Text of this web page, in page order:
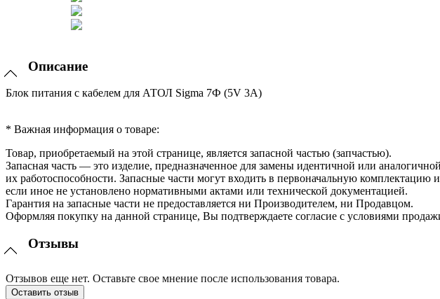
Описание
Блок питания с кабелем для АТОЛ Sigma 7Ф (5V 3A)
* Важная информация о товаре:
Товар, приобретаемый на этой странице, является запасной частью (запчастью).
Запасная часть — это изделие, предназначенное для замены идентичной или
их работоспособности. Запасные части могут входить в первоначальную
если иное не установлено нормативными актами или технической документацией.
Гарантия на запасные части не предоставляется ни Производителем, ни Продавцом.
Оформляя покупку на данной странице, Вы подтверждаете согласие с условиями
Отзывы
Отзывов еще нет. Оставьте свое мнение после использования товара.
Оставить отзыв